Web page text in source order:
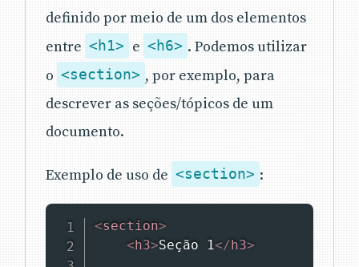
definido por meio de um dos elementos
entre <h1> e <h6> . Podemos utilizar
o <section> , por exemplo, para
descrever as seções/tópicos de um
documento.
Exemplo de uso de <section> :
<section>
<h3>Seção 1</h3>